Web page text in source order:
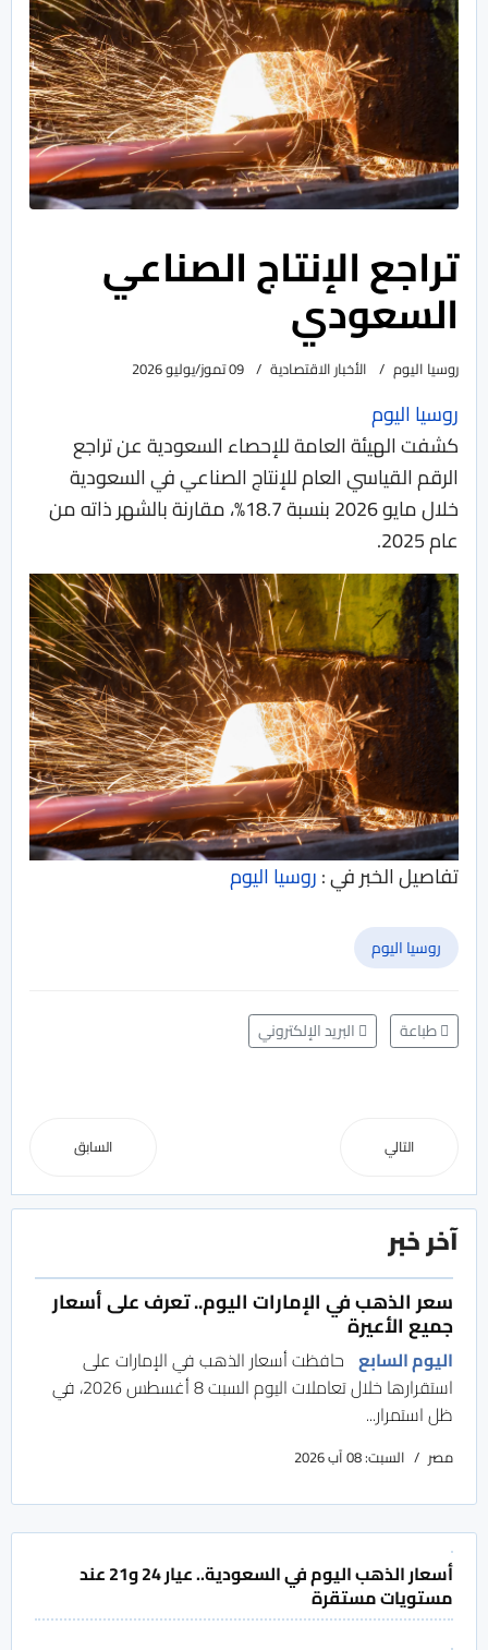
تراجع الإنتاج الصناعي
السعودي
روسيا اليوم الأخبار الاقتصادية 09 تموز/يوليو 2026
روسيا اليوم
كشفت الهيئة العامة للإحصاء السعودية عن تراجع
الرقم القياسي العام للإنتاج الصناعي في السعودية
خلال مايو 2026 بنسبة 18.7%، مقارنة بالشهر ذاته من
عام 2025.
تفاصيل الخبر في :روسيا اليوم
روسيا اليوم
طباعة البريد الإلكتروني
السابق التالي
آخر خبر
سعر الذهب في الإمارات اليوم.. تعرف على أسعار
جميع الأعيرة
اليوم السابع حافظت أسعار الذهب في الإمارات على
استقرارها خلال تعاملات اليوم السبت 8 أغسطس 2026، في
ظل استمرار...
مصر السبت: 08 آب 2026
أسعار الذهب اليوم في السعودية.. عيار 24 و21 عند
مستويات مستقرة